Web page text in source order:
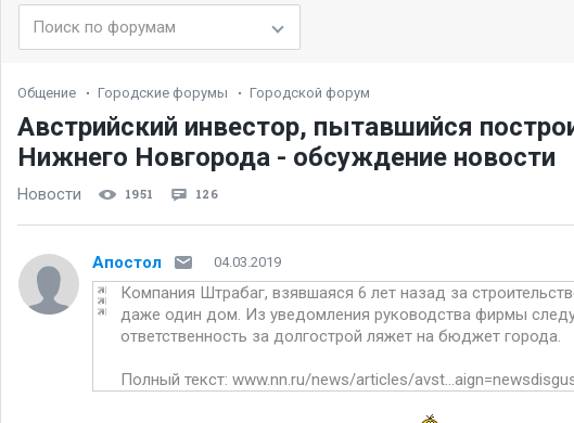
Общение Городские форумы Городской форум
Австрийский инвестор, пытавшийся
Нижнего Новгорода - обсуждение новости
Новости 1951 126
Апостол 04.03.2019
Компания Штрабаг, взявшаяся 6 лет назад за
даже один дом. Из уведомления руководства фирмы
ответственность за долгострой ляжет на бюджет города.
Полный текст: www.nn.ru/news/articles/